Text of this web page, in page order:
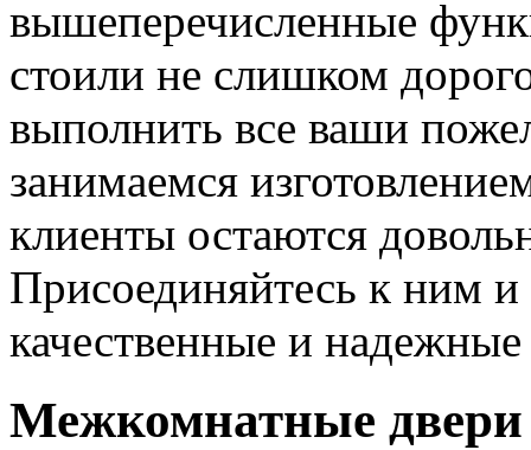
вышеперечисленные
стоили не слишком
выполнить все ваши
занимаемся
клиенты остаются
Присоединяйтесь к ним
качественные и
Межкомнатные двери